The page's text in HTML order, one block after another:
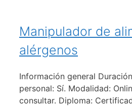
Manipulador de
alérgenos
Información general
personal: Sí. Modalidad:
consultar. Diploma: